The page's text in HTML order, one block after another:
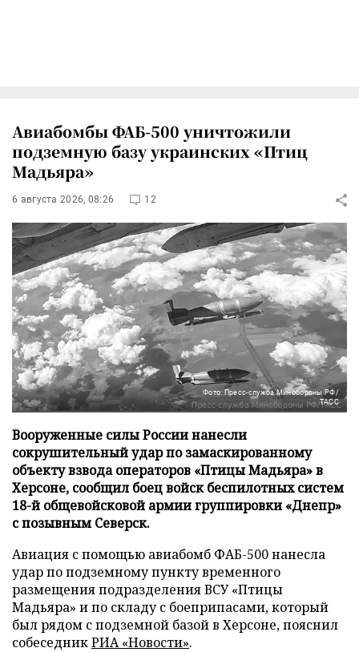
Авиабомбы ФАБ-500 уничтожили
подземную базу украинских «Птиц
Мадьяра»
6 августа 2026, 08:26 12
Фото: Пресс-служба Минобороны РФ/
ТАСС
Вооруженные силы России нанесли
сокрушительный удар по замаскированному
объекту взвода операторов «Птицы Мадьяра» в
Херсоне, сообщил боец войск беспилотных систем
18-й общевойсковой армии группировки «Днепр»
с позывным Северск.
Авиация с помощью авиабомб ФАБ-500 нанесла
удар по подземному пункту временного
размещения подразделения ВСУ «Птицы
Мадьяра» и по складу с боеприпасами, который
был рядом с подземной базой в Херсоне, пояснил
собеседникРИА «Новости».